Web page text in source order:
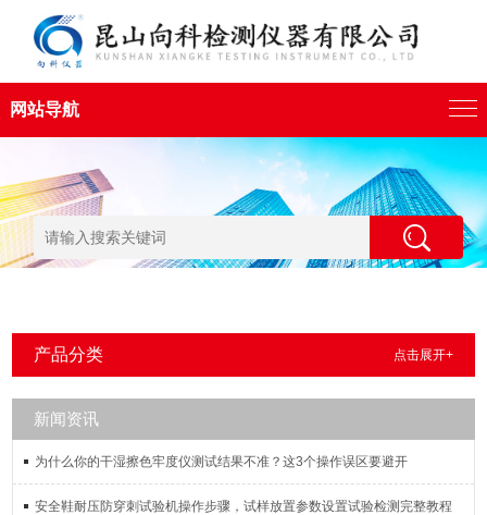
网站导航
产品分类 点击展开+
新闻资讯
为什么你的干湿擦色牢度仪测试结果不准？这3个操作误区要避开
安全鞋耐压防穿刺试验机操作步骤，试样放置参数设置试验检测完整教程